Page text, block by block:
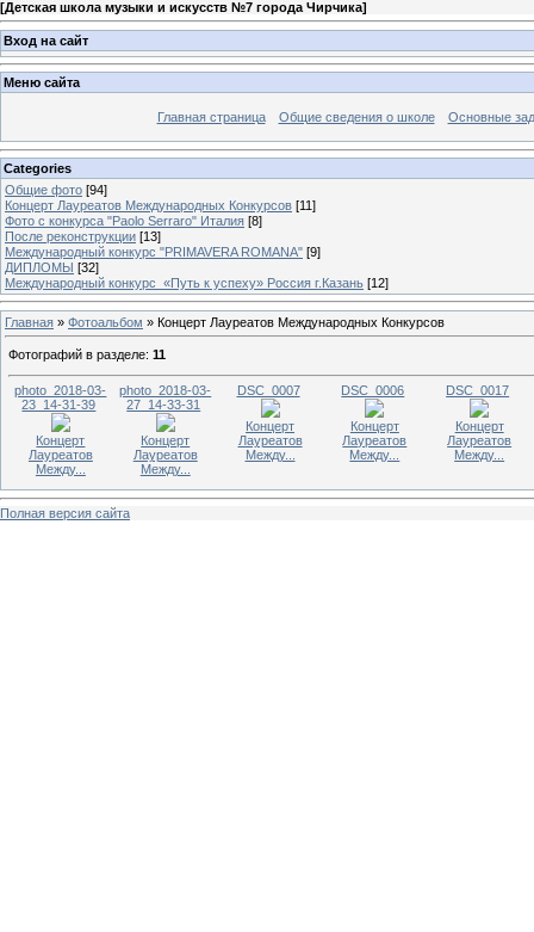
[Детская школа музыки и искусств №7 города Чирчика]
Вход на сайт
Меню сайта
Главная страница Общие сведения о школе Основные
Categories
Общие фото [94]
Концерт Лауреатов Международных Конкурсов [11]
Фото с конкурса "Paolo Serraro" Италия [8]
После реконструкции [13]
Международный конкурс "PRIMAVERA ROMANA" [9]
ДИПЛОМЫ [32]
Международный конкурс «Путь к успеху» Россия г.Казань [12]
Главная » Фотоальбом » Концерт Лауреатов Международных Конкурсов
Фотографий в разделе: 11
photo_2018-03-
23_14-31-39
Концерт
Лауреатов
Между...
photo_2018-03-
27_14-33-31
Концерт
Лауреатов
Между...
DSC_0007
Концерт
Лауреатов
Между...
DSC_0006
Концерт
Лауреатов
Между...
DSC_0017
Концерт
Лауреатов
Между...
Полная версия сайта